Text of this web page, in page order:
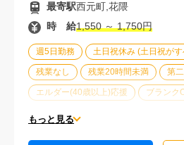
週5日勤務 土日祝休み (土日祝が
残業なし 残業20時間未満 第
エルダー(40歳以上)応援 ブランク
大手企業
もっと見る
最寄駅西元町,花隈
時 給1,550 ～ 1,750円